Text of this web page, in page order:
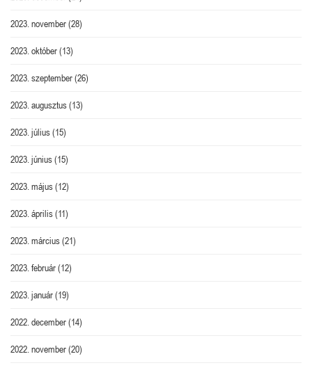
2023. november(28)
2023. október(13)
2023. szeptember(26)
2023. augusztus(13)
2023. július(15)
2023. június(15)
2023. május(12)
2023. április(11)
2023. március(21)
2023. február(12)
2023. január(19)
2022. december(14)
2022. november(20)